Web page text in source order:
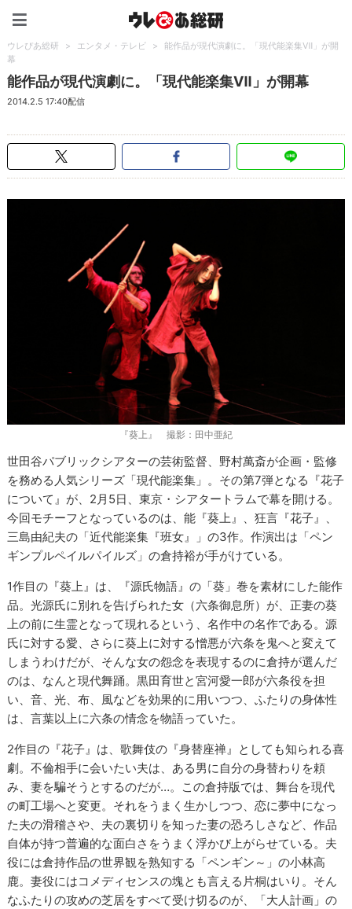
ウレぴあ総研 > エンタメ・テレビ >
能作品が現代演劇に。「現代能楽集Ⅶ」が開
幕
能作品が現代演劇に。「現代能楽集Ⅶ」が開幕
2014.2.5 17:40配信
『葵上』 撮影：田中亜紀
世田谷パブリックシアターの芸術監督、野村萬斎が企画・監修
を務める人気シリーズ「現代能楽集」。その第7弾となる『花子
について』が、2月5日、東京・シアタートラムで幕を開ける。
今回モチーフとなっているのは、能『葵上』、狂言『花子』、
三島由紀夫の「近代能楽集『班女』」の3作。作演出は「ペン
ギンプルペイルパイルズ」の倉持裕が手がけている。
1作目の『葵上』は、『源氏物語』の「葵」巻を素材にした能作
品。光源氏に別れを告げられた女（六条御息所）が、正妻の葵
上の前に生霊となって現れるという、名作中の名作である。源
氏に対する愛、さらに葵上に対する憎悪が六条を鬼へと変えて
しまうわけだが、そんな女の怨念を表現するのに倉持が選んだ
のは、なんと現代舞踊。黒田育世と宮河愛一郎が六条役を担
い、音、光、布、風などを効果的に用いつつ、ふたりの身体性
は、言葉以上に六条の情念を物語っていた。
2作目の『花子』は、歌舞伎の『身替座禅』としても知られる喜
劇。不倫相手に会いたい夫は、ある男に自分の身替わりを頼
み、妻を騙そうとするのだが…。この倉持版では、舞台を現代
の町工場へと変更。それをうまく生かしつつ、恋に夢中になっ
た夫の滑稽さや、夫の裏切りを知った妻の恐ろしさなど、作品
自体が持つ普遍的な面白さをうまく浮かび上がらせている。夫
役には倉持作品の世界観を熟知する「ペンギン～」の小林高
鹿。妻役にはコメディセンスの塊とも言える片桐はいり。そん
なふたりの攻めの芝居をすべて受け切るのが、「大人計画」の